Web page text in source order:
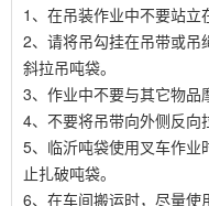
1、在吊装作业中不要站立
2、请将吊勾挂在吊带或吊
斜拉吊吨袋。
3、作业中不要与其它物品
4、不要将吊带向外侧反向
5、临沂吨袋使用叉车作业
止扎破吨袋。
6、在车间搬运时，尽量使